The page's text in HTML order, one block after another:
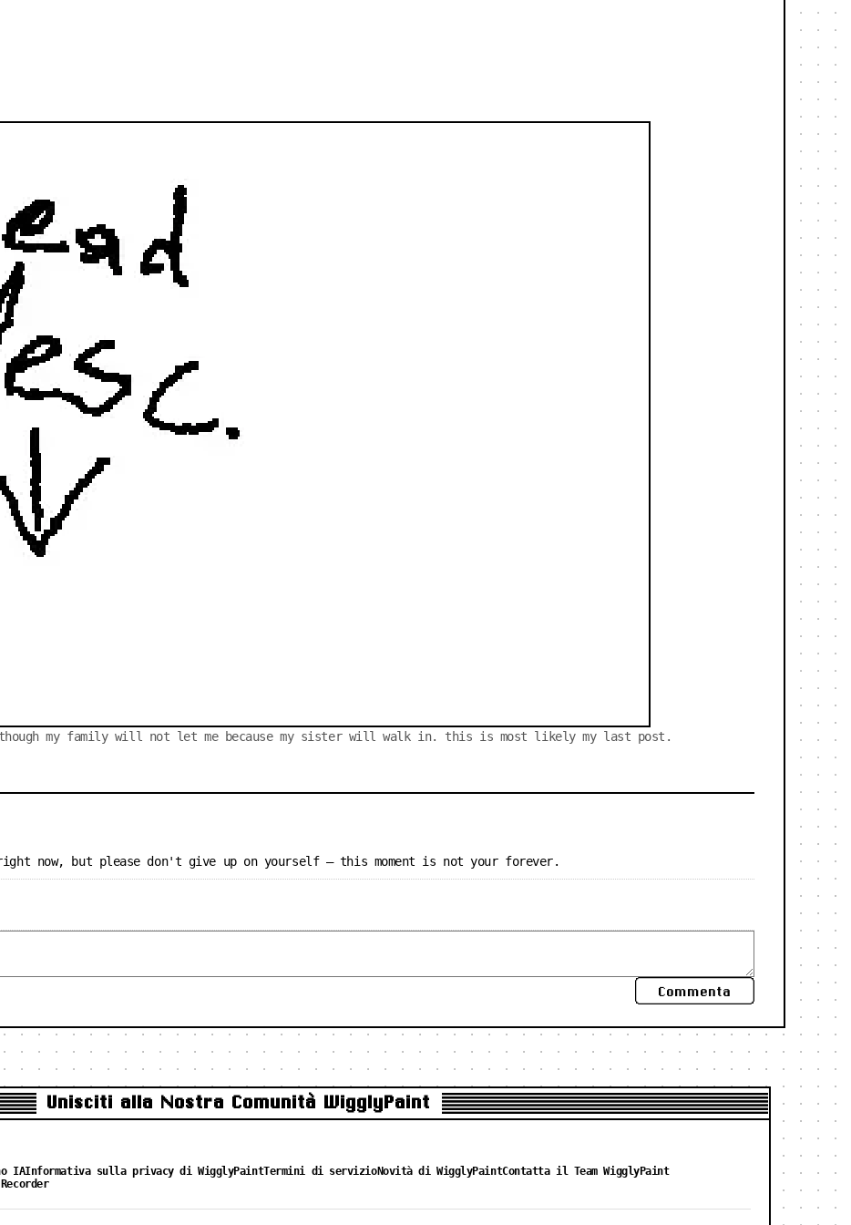
though my family will not let me because my sister will walk in. this is most likely my last post.
now, but please don't give up on yourself — this moment is not your forever.
Commenta
Unisciti alla Nostra Comunità WigglyPaint
IAInformativa sulla privacy di WigglyPaintTermini di servizioNovità di WigglyPaintContatta il Team WigglyPaint